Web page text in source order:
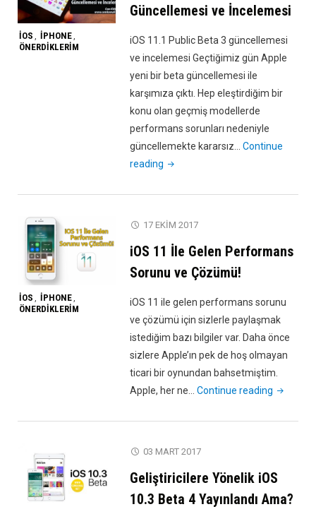
IOS , IPHONE,
ÖNERDIKLERIM
Güncellemesi ve İncelemesi
iOS 11.1 Public Beta 3 güncellemesi
ve incelemesi Geçtiğimiz gün Apple
yeni bir beta güncellemesi ile
karşımıza çıktı. Hep eleştirdiğim bir
konu olan geçmiş modellerde
performans sorunları nedeniyle
güncellemekte kararsız…Continue
reading "iOS
Public
Güncellemesi
ve
IOS , IPHONE,
ÖNERDIKLERIM
17 EKIM 2017
iOS 11 İle Gelen Performans
Sorunu ve Çözümü!
iOS 11 ile gelen performans sorunu
ve çözümü için sizlerle paylaşmak
istediğim bazı bilgiler var. Daha önce
sizlere Apple’ın pek de hoş olmayan
ticari bir oynundan bahsetmiştim.
Apple, her ne…Continue reading "iOS
İle
Sorunu
ve
03 MART 2017
Geliştiricilere Yönelik iOS
10.3 Beta 4 Yayınlandı Ama?